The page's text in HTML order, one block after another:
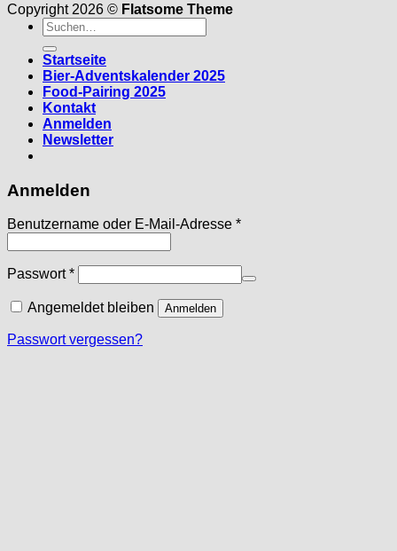
Copyright 2026 © Flatsome Theme
Suche
nach:
Startseite
Bier-Adventskalender 2025
Food-Pairing 2025
Kontakt
Anmelden
Newsletter
Anmelden
Benutzername oder E-Mail-Adresse *Erforderlich
Passwort*Erforderlich
Angemeldet bleiben Anmelden
Passwort vergessen?